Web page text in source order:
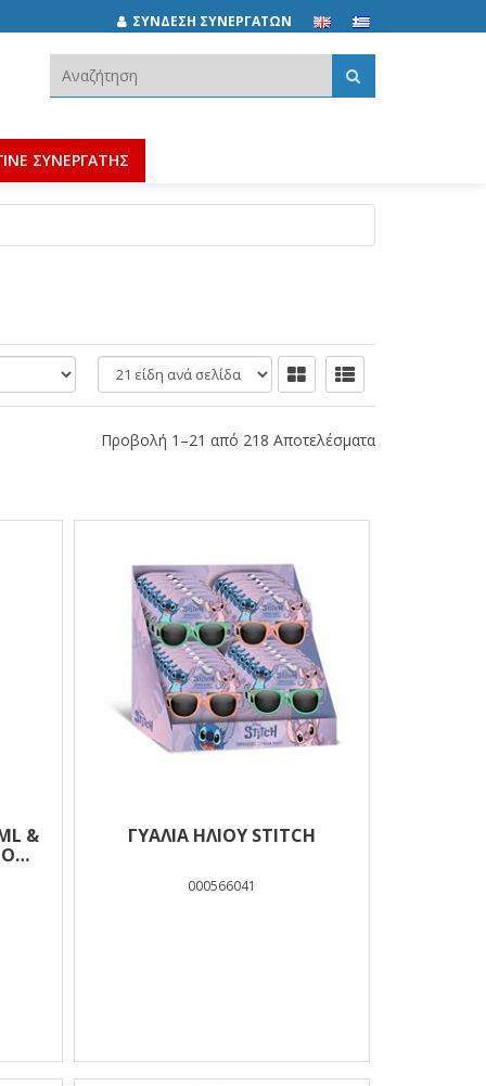
ΣΥΝΔΕΣΗ ΣΥΝΕΡΓΑΤΩΝ
ΣΥΝΕΡΓΑΤΗΣ
Αναζήτηση:
είδη
ανά
σελίδα
Προβολή 1–21 από 218 Αποτελέσματα
&
ΓΥΑΛΙΑ ΗΛΙΟΥ STITCH
000566041